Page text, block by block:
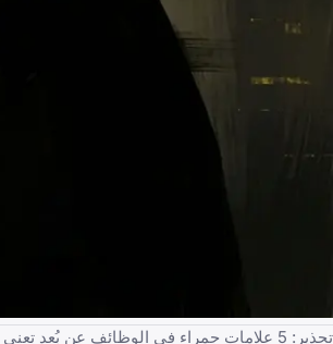
تحذير: 5 علامات حمراء في الوظائف عن بُعد تعني أنها عملية احتيال في الواقع